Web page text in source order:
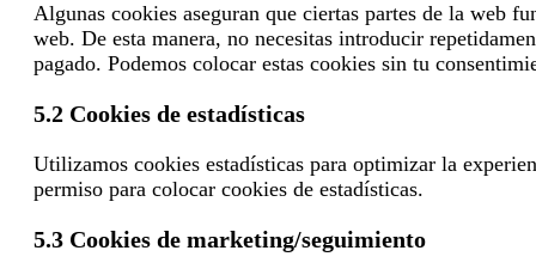
Algunas cookies aseguran que ciertas partes de la web
web. De esta manera, no necesitas introducir
pagado. Podemos colocar estas cookies sin tu
5.2 Cookies de estadísticas
Utilizamos cookies estadísticas para optimizar la
permiso para colocar cookies de estadísticas.
5.3 Cookies de marketing/seguimiento